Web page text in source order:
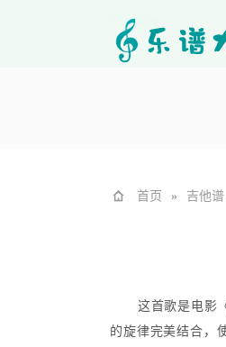
首页 » 吉他谱
这首歌是电影
的旋律完美结合，